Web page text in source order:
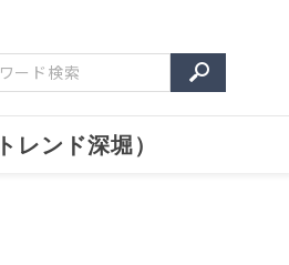
レンド深堀）